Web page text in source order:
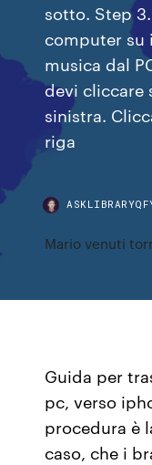
sotto. Step
computer su
musica dal
devi cliccare
sinistra.
riga
Mario venuti
Guida per
pc, verso
procedura è
caso, che i